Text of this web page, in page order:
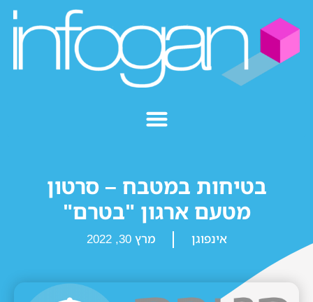
בטיחות במטבח – סרטון
מטעם ארגון "בטרם"
אינפוגן מרץ 30, 2022